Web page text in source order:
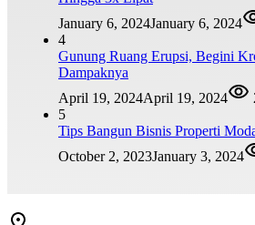
January 6, 2024January 6, 2024
4
Gunung Ruang Erupsi, Begini
Dampaknya
April 19, 2024April 19, 2024
5
Tips Bangun Bisnis Properti
October 2, 2023January 3, 2024